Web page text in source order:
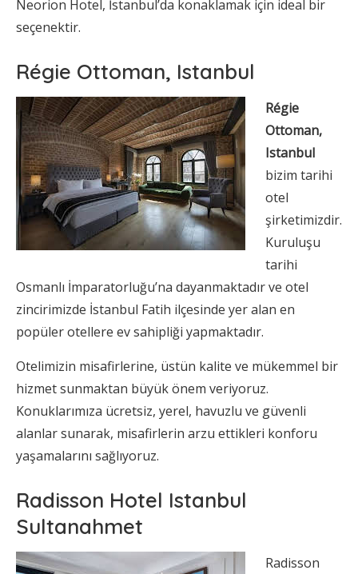
Neorion Hotel, İstanbul’da konaklamak için ideal bir
seçenektir.
Régie Ottoman, Istanbul
Régie
Ottoman,
Istanbul
bizim tarihi
otel
şirketimizdir.
Kuruluşu
tarihi
Osmanlı İmparatorluğu’na dayanmaktadır ve otel
zincirimizde İstanbul Fatih ilçesinde yer alan en
popüler otellere ev sahipliği yapmaktadır.
Otelimizin misafirlerine, üstün kalite ve mükemmel bir
hizmet sunmaktan büyük önem veriyoruz.
Konuklarımıza ücretsiz, yerel, havuzlu ve güvenli
alanlar sunarak, misafirlerin arzu ettikleri konforu
yaşamalarını sağlıyoruz.
Radisson Hotel Istanbul
Sultanahmet
Radisson